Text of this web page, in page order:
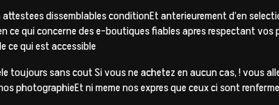
dissemblables conditionEt anterieurement d’en
ce qui concerne des e-boutiques fiables apres respectant
ce qui est accessible
toujours sans cout Si vous ne achetez en aucun cas, !
photographieEt ni meme nos expres que ceux ci sont